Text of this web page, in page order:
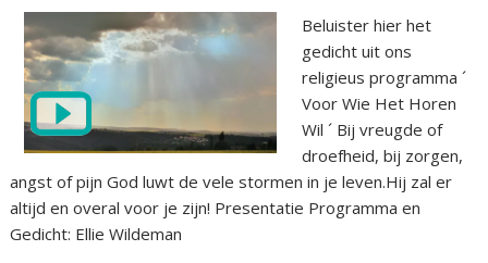
Beluister hier het
gedicht uit ons
religieus programma ´
Voor Wie Het Horen
Wil ´ Bij vreugde of
droefheid, bij zorgen,
angst of pijn God luwt de vele stormen in je leven.Hij zal er
altijd en overal voor je zijn! Presentatie Programma en
Gedicht: Ellie Wildeman